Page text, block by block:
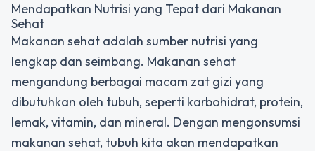
Mendapatkan Nutrisi yang Tepat dari Makanan
Sehat
Makanan sehat adalah sumber nutrisi yang
lengkap dan seimbang. Makanan sehat
mengandung berbagai macam zat gizi yang
dibutuhkan oleh tubuh, seperti karbohidrat, protein,
lemak, vitamin, dan mineral. Dengan mengonsumsi
makanan sehat, tubuh kita akan mendapatkan